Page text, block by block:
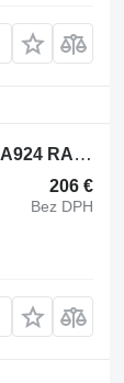
Piestny krúžok 9285625A na rýpadla Liebherr A904C Li / A918 / A920 / A922 RAIL / A924 RAIL / LH22 M / LH24 M
206 €
Bez DPH